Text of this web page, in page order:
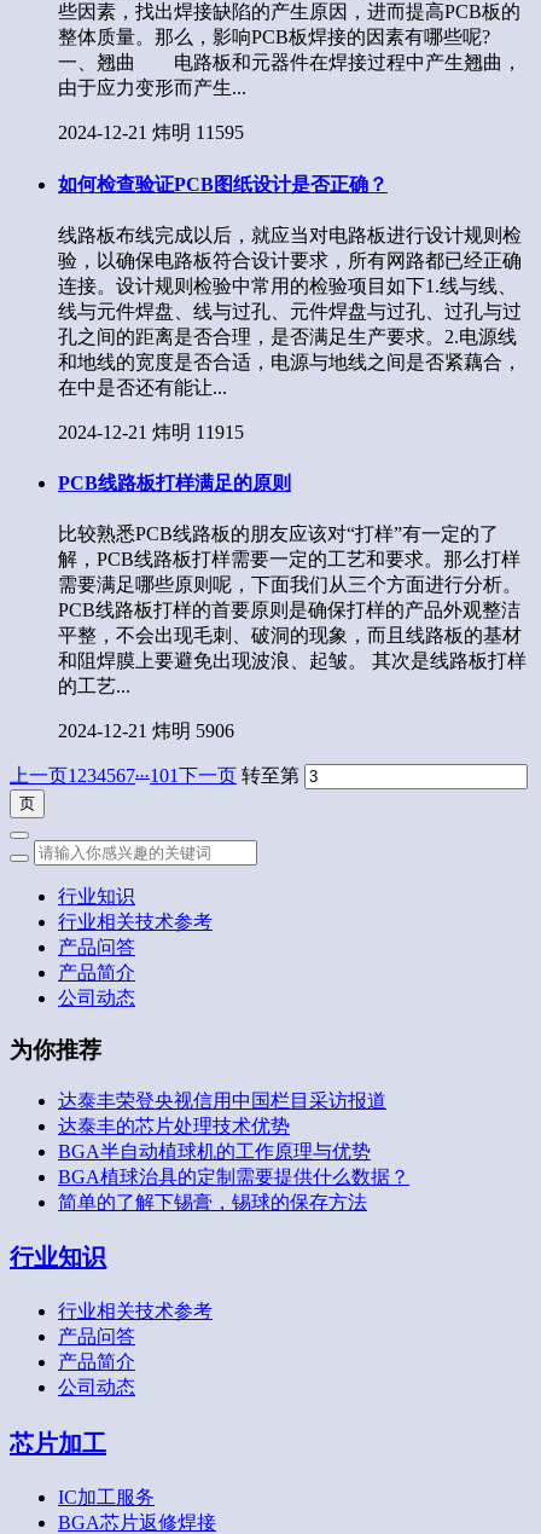
些因素，找出焊接缺陷的产生原因，进而提高PCB板的
整体质量。那么，影响PCB板焊接的因素有哪些呢?
一、翘曲 电路板和元器件在焊接过程中产生翘曲，
由于应力变形而产生...
2024-12-21 炜明 11595
如何检查验证PCB图纸设计是否正确？
线路板布线完成以后，就应当对电路板进行设计规则检
验，以确保电路板符合设计要求，所有网路都已经正确
连接。设计规则检验中常用的检验项目如下1.线与线、
线与元件焊盘、线与过孔、元件焊盘与过孔、过孔与过
孔之间的距离是否合理，是否满足生产要求。2.电源线
和地线的宽度是否合适，电源与地线之间是否紧藕合，
在中是否还有能让...
2024-12-21 炜明 11915
PCB线路板打样满足的原则
比较熟悉PCB线路板的朋友应该对“打样”有一定的了
解，PCB线路板打样需要一定的工艺和要求。那么打样
需要满足哪些原则呢，下面我们从三个方面进行分析。
PCB线路板打样的首要原则是确保打样的产品外观整洁
平整，不会出现毛刺、破洞的现象，而且线路板的基材
和阻焊膜上要避免出现波浪、起皱。 其次是线路板打样
的工艺...
2024-12-21 炜明 5906
上一页1 234567...101下一页 转至第
行业知识
行业相关技术参考
产品问答
产品简介
公司动态
为你推荐
达泰丰荣登央视信用中国栏目采访报道
达泰丰的芯片处理技术优势
BGA半自动植球机的工作原理与优势
BGA植球治具的定制需要提供什么数据？
简单的了解下锡膏，锡球的保存方法
行业知识
行业相关技术参考
产品问答
产品简介
公司动态
芯片加工
IC加工服务
BGA芯片返修焊接